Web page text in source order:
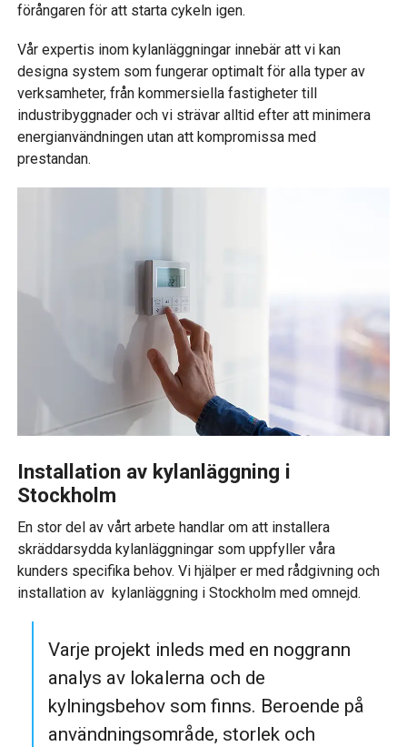
förångaren för att starta cykeln igen.
Vår expertis inom kylanläggningar innebär att vi kan
designa system som fungerar optimalt för alla typer av
verksamheter, från kommersiella fastigheter till
industribyggnader och vi strävar alltid efter att minimera
energianvändningen utan att kompromissa med
prestandan.
Installation av kylanläggning i
Stockholm
En stor del av vårt arbete handlar om att installera
skräddarsydda kylanläggningar som uppfyller våra
kunders specifika behov. Vi hjälper er med rådgivning och
installation av kylanläggning i Stockholm med omnejd.
Varje projekt inleds med en noggrann
analys av lokalerna och de
kylningsbehov som finns. Beroende på
användningsområde, storlek och